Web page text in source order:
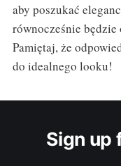
aby poszukać
równocześnie będzie
Pamiętaj, że
do idealnego looku!
Sign up